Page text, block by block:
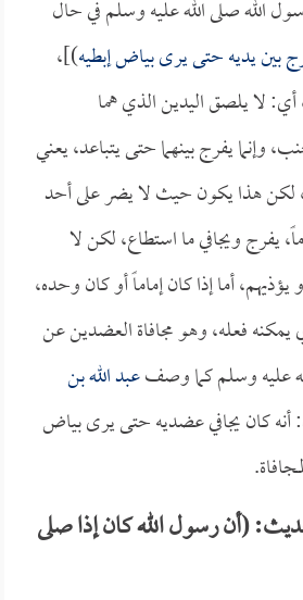
الله صلى الله عليه وسلم في حال
بين يديه حتى يرى بياض إبطيه)]،
أي: لا يلصق اليدين الذي هما
وإنما يفرج بينهما حتى يتباعد، يعني
لكن هذا يكون حيث لا يضر على أحد
يفرج ويجافي ما استطاع، لكن لا
أما إذا كان إماماً أو كان وحده،
يمكنه فعله، وهو مجافاة العضدين عن
عليه وسلم كما وصفعبد الله بن
كان يجافي عضديه حتى يرى بياض
(أن رسول الله كان إذا صلى